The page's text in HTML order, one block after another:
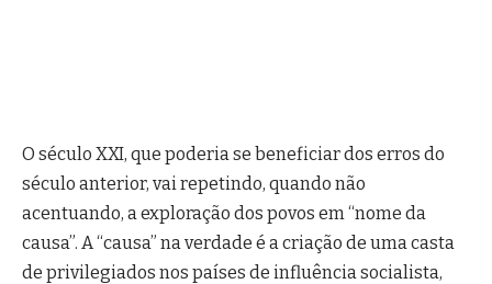
O século XXI, que poderia se beneficiar dos erros do
século anterior, vai repetindo, quando não
acentuando, a exploração dos povos em “nome da
causa”. A “causa” na verdade é a criação de uma casta
de privilegiados nos países de influência socialista,